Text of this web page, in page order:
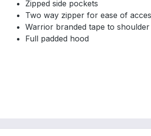
Zipped side pockets
Two way zipper for ease of
Warrior branded tape to shoulder
Full padded hood